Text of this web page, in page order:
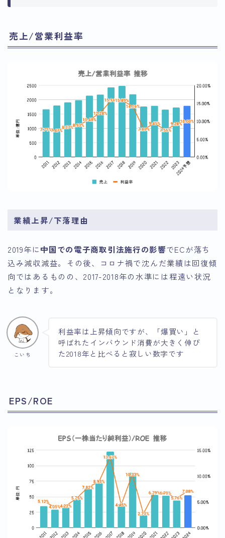
売上/営業利益率
業績上昇/下落理由
2019年に中国での電子商取引法施行の影響でECが落ち
込み減収減益。その後、コロナ禍で沈んだ業績は回復傾
向ではあるものの、2017-2018年の水準には程遠い状況
となります。
こいち
利益率は上昇傾向ですが、「爆買い」と
呼ばれたインバウンド消費が大きく伸び
た2018年と比べると寂しい数字です
EPS/ROE